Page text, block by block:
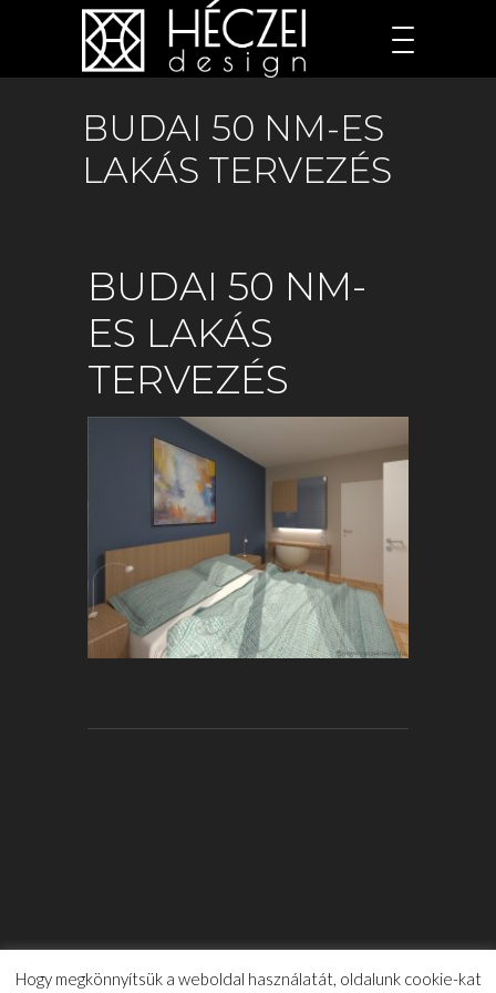
BUDAI 50 NM-ES
LAKÁS TERVEZÉS
BUDAI 50 NM-
ES LAKÁS
TERVEZÉS
Hogy megkönnyítsük a weboldal használatát, oldalunk cookie-kat